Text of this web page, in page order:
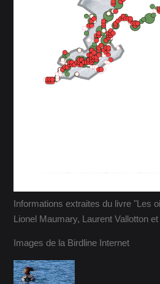
Informations extraites du livre "Les
Lionel Maumary, Laurent Vallotton
Images de la Birdline Internet